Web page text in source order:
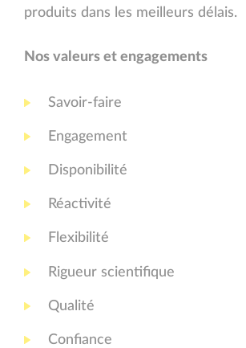
produits dans les meilleurs délais.
Nos valeurs et engagements
Savoir-faire
Engagement
Disponibilité
Réactivité
Flexibilité
Rigueur scientifique
Qualité
Confiance